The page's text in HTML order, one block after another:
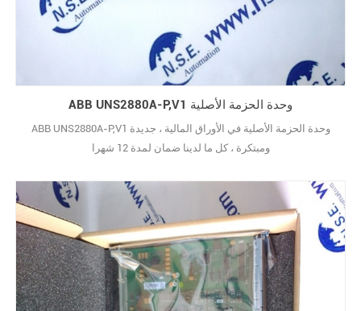
ABB UNS2880A-P,V1 وحدة الحزمة الأصلية
ABB UNS2880A-P,V1 وحدة الحزمة الأصلية في الأوراق المالية ، جديدة
ومبتكرة ، كل ما لدينا ضمان لمدة 12 شهرا